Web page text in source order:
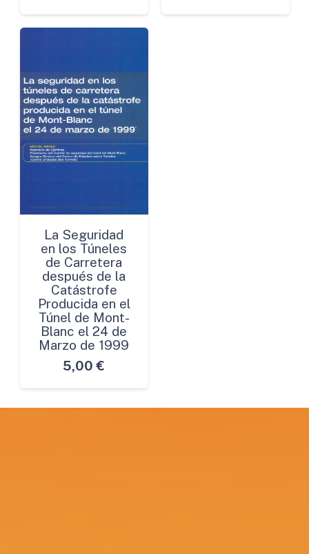
La Seguridad
en los Túneles
de Carretera
después de la
Catástrofe
Producida en el
Túnel de Mont-
Blanc el 24 de
Marzo de 1999
5,00 €